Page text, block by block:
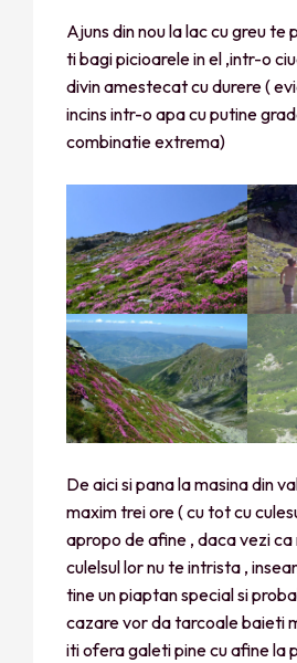
Ajuns din nou la lac cu greu te
ti bagi picioarele in el ,intr-o
divin amestecat cu durere (
incins intr-o apa cu putine
combinatie extrema)
De aici si pana la masina din
maxim trei ore ( cu tot cu
apropo de afine , daca vezi ca
culelsul lor nu te intrista ,
tine un piaptan special si
cazare vor da tarcoale baieti
iti ofera galeti pine cu afine la